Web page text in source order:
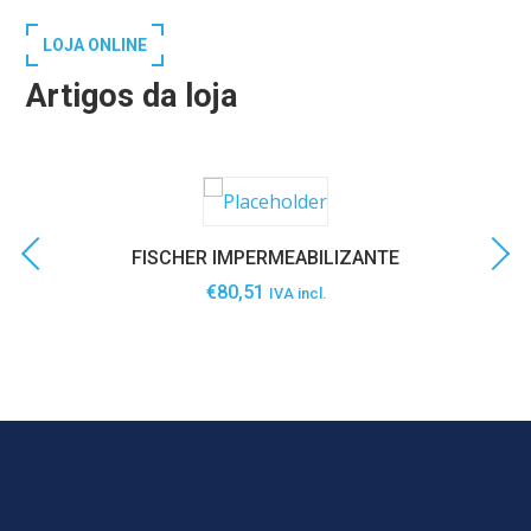
LOJA ONLINE
Artigos da loja
FISCHER IMPERMEABILIZANTE
€80,51 IVA incl.
SABER MAIS